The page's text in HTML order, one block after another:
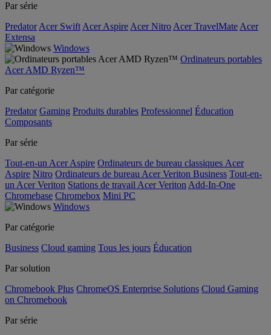
Par série
Predator Acer Swift Acer Aspire Acer Nitro Acer TravelMate Acer
Extensa
Windows
Ordinateurs portables
Acer AMD Ryzen™
Par catégorie
Predator Gaming Produits durables Professionnel Éducation
Composants
Par série
Tout-en-un Acer Aspire Ordinateurs de bureau classiques Acer
Aspire Nitro Ordinateurs de bureau Acer Veriton Business Tout-en-
un Acer Veriton Stations de travail Acer Veriton Add-In-One
Chromebase Chromebox Mini PC
Windows
Par catégorie
Business Cloud gaming Tous les jours Éducation
Par solution
Chromebook Plus ChromeOS Enterprise Solutions Cloud Gaming
on Chromebook
Par série